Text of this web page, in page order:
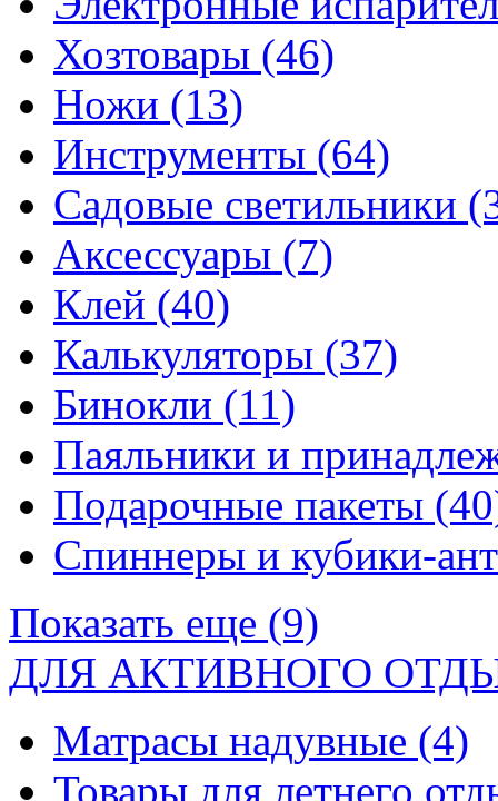
Хозтовары (46)
Ножи (13)
Инструменты (64)
Садовые светильники
Аксессуары (7)
Клей (40)
Калькуляторы (37)
Бинокли (11)
Паяльники и
Подарочные пакеты
Спиннеры и кубики-
Показать еще (9)
ДЛЯ АКТИВНОГО
Матрасы надувные (4)
Товары для летнего